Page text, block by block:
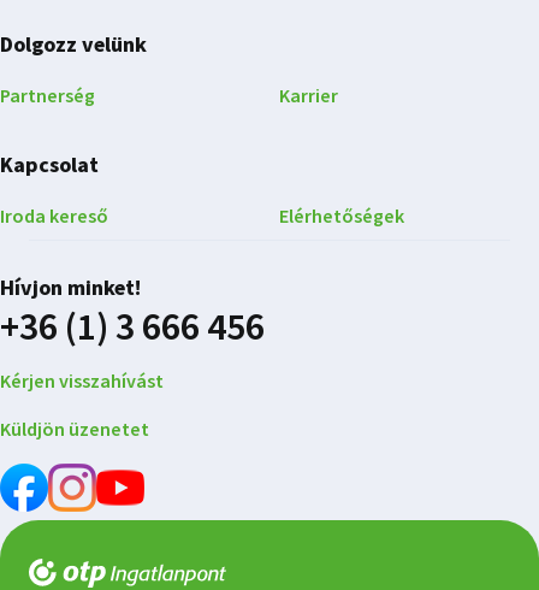
Dolgozz velünk
Partnerség Karrier
Kapcsolat
Iroda kereső Elérhetőségek
Hívjon minket!
+36 (1) 3 666 456
Kérjen visszahívást
Küldjön üzenetet